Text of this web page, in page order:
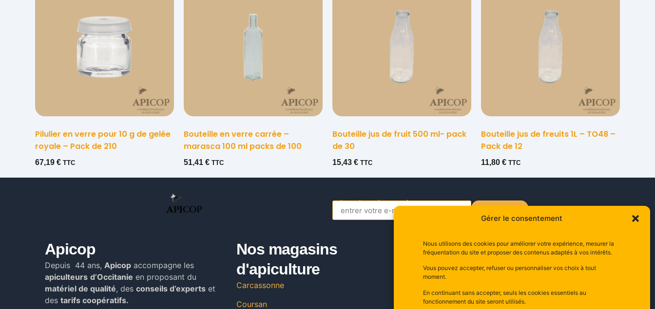
Gérer le consentement
Nous utilisons des cookies pour améliorer votre expérience, mesurer la
fréquentation du site et proposer des contenus adaptés à vos intérêts.
Vous pouvez accepter, refuser ou personnaliser vos choix à tout
moment.
En continuant sans accepter, seuls les cookies essentiels au
fonctionnement du site seront utilisés.
Pilulier en verre pour 10 g de gelée
royale – Pack de 210
67,19 € TTC
Bouteille en verre carrée –
marasca 100 ml packs de 100
51,41 € TTC
Bouteille jus de fruit 500 ml- pack
de 30
15,43 € TTC
Bouteille jus de freuits 1L – TO48 –
Pack de 12
11,80 € TTC
s’inscrire a la newsletter
Apicop
Depuis 44 ans, Apicop accompagne les
apiculteurs d’Occitanie en proposant du
matériel de qualité, des conseils d’experts et
des tarifs coopératifs.
Nos magasins
d'apiculture
Carcassonne
Coursan
Contact
200 Rue Edouard Branly,
11000 Carcassonne
France